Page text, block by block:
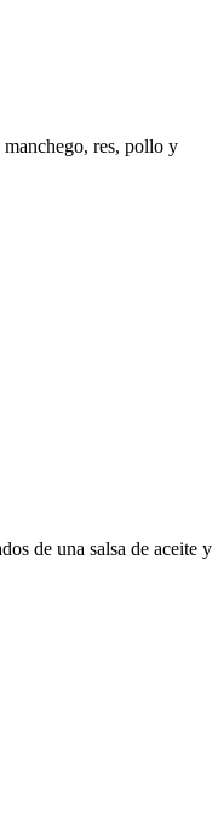
res, pollo y
de una salsa de aceite y